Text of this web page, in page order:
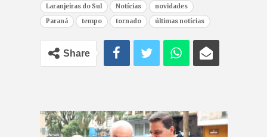
Laranjeiras do Sul
Notícias
novidades
Paraná
tempo tornado últimas notícias
Share